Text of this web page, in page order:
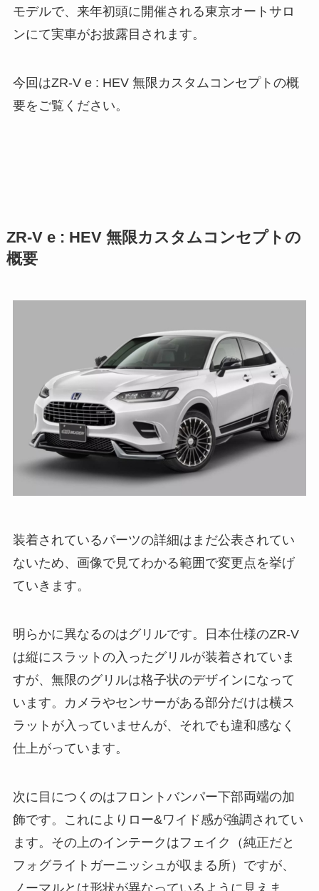
モデルで、来年初頭に開催される東京オートサロ
ンにて実車がお披露目されます。
今回はZR-V e : HEV 無限カスタムコンセプトの概
要をご覧ください。
ZR-V e : HEV 無限カスタムコンセプトの
概要
装着されているパーツの詳細はまだ公表されてい
ないため、画像で見てわかる範囲で変更点を挙げ
ていきます。
明らかに異なるのはグリルです。日本仕様のZR-V
は縦にスラットの入ったグリルが装着されていま
すが、無限のグリルは格子状のデザインになって
います。カメラやセンサーがある部分だけは横ス
ラットが入っていませんが、それでも違和感なく
仕上がっています。
次に目につくのはフロントバンパー下部両端の加
飾です。これによりロー&ワイド感が強調されてい
ます。その上のインテークはフェイク（純正だと
フォグライトガーニッシュが収まる所）ですが、
ノーマルとは形状が異なっているように見えま